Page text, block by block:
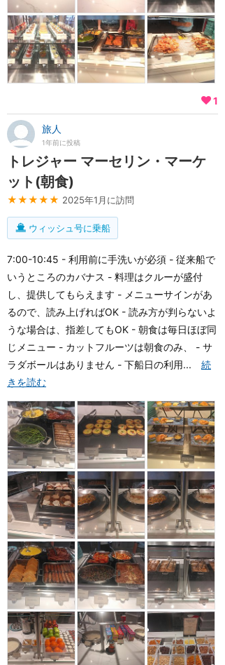
1
旅人
1年前に投稿
トレジャー マーセリン・マーケ
ット(朝食)
★★★★★ 2025年1月に訪問
ウィッシュ号に乗船
7:00-10:45 - 利用前に手洗いが必須 - 従来船で
いうところのカバナス - 料理はクルーが盛付
し、提供してもらえます - メニューサインがあ
るので、読み上げればOK - 読み方が判らないよ
うな場合は、指差してもOK - 朝食は毎日ほぼ同
じメニュー - カットフルーツは朝食のみ、 - サ
ラダボールはありません - 下船日の利用... 続
きを読む